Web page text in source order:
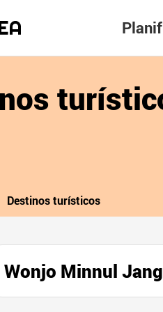
Destinos turísticos
Wonjo Minnul